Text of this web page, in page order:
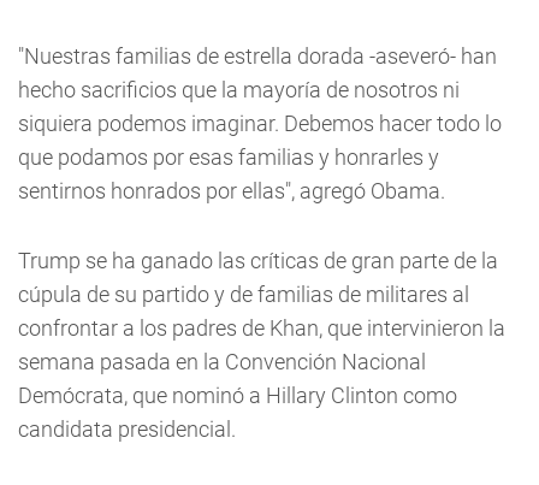
"Nuestras familias de estrella dorada -aseveró- han
hecho sacrificios que la mayoría de nosotros ni
siquiera podemos imaginar. Debemos hacer todo lo
que podamos por esas familias y honrarles y
sentirnos honrados por ellas", agregó Obama.
Trump se ha ganado las críticas de gran parte de la
cúpula de su partido y de familias de militares al
confrontar a los padres de Khan, que intervinieron la
semana pasada en la Convención Nacional
Demócrata, que nominó a Hillary Clinton como
candidata presidencial.